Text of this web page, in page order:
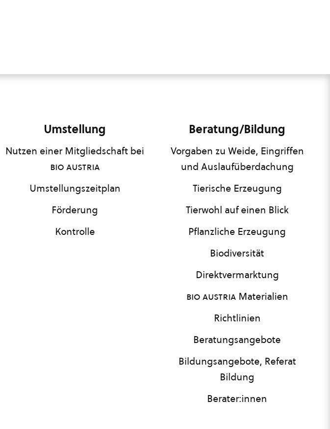
Umstellung
Nutzen einer Mitgliedschaft bei
bio austria
Umstellungszeitplan
Förderung
Kontrolle
Beratung/Bildung
Vorgaben zu Weide, Eingriffen
und Auslaufüberdachung
Tierische Erzeugung
Tierwohl auf einen Blick
Pflanzliche Erzeugung
Biodiversität
Direktvermarktung
bio austriaMaterialien
Richtlinien
Beratungsangebote
Bildungsangebote, Referat
Bildung
Berater:innen